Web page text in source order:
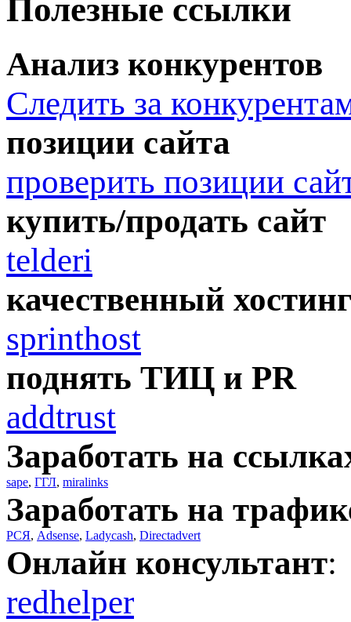
Полезные ссылки
Анализ конкурентов
Следить за
позиции сайта
проверить позиции
купить/продать сайт
telderi
качественный
sprinthost
поднять ТИЦ и PR
addtrust
Заработать на
sape, ГГЛ, miralinks
Заработать на
РСЯ, Adsense, Ladycash, Directadvert
Онлайн консультант:
redhelper